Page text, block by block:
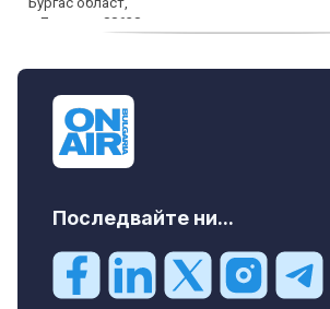
Последвайте ни...